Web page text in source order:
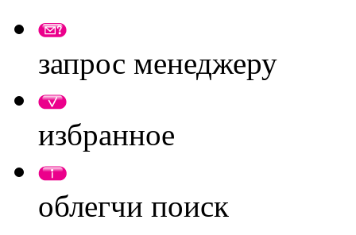
запрос менеджеру
избранное
облегчи поиск